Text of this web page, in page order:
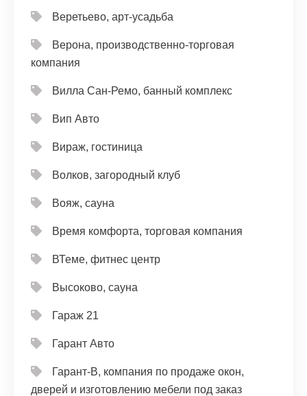
Веретьево, арт-усадьба
Верона, производственно-торговая
компания
Вилла Сан-Ремо, банный комплекс
Вип Авто
Вираж, гостиница
Волков, загородный клуб
Вояж, сауна
Время комфорта, торговая компания
ВТеме, фитнес центр
Высоково, сауна
Гараж 21
Гарант Авто
Гарант-В, компания по продаже окон,
дверей и изготовлению мебели под заказ